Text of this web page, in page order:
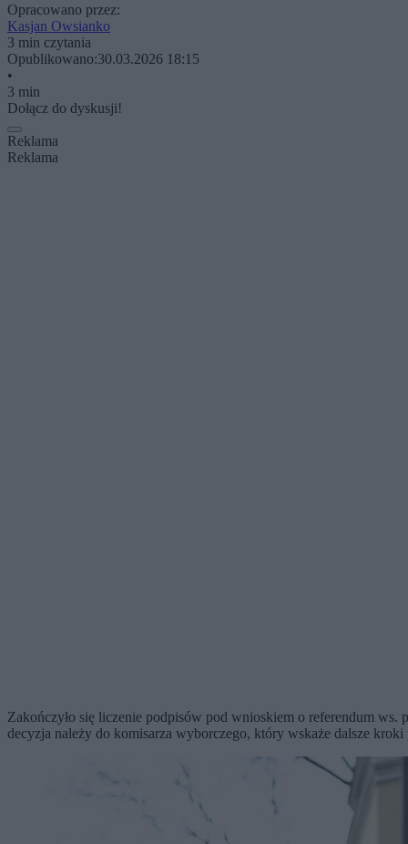
Opracowano przez:
Kasjan Owsianko
3 min czytania
Opublikowano:30.03.2026 18:15
•
3 min
Dołącz do dyskusji!
Reklama
Reklama
Zakończyło się liczenie podpisów pod wnioskiem o referendum
decyzja należy do komisarza wyborczego, który wskaże dalsze kroki